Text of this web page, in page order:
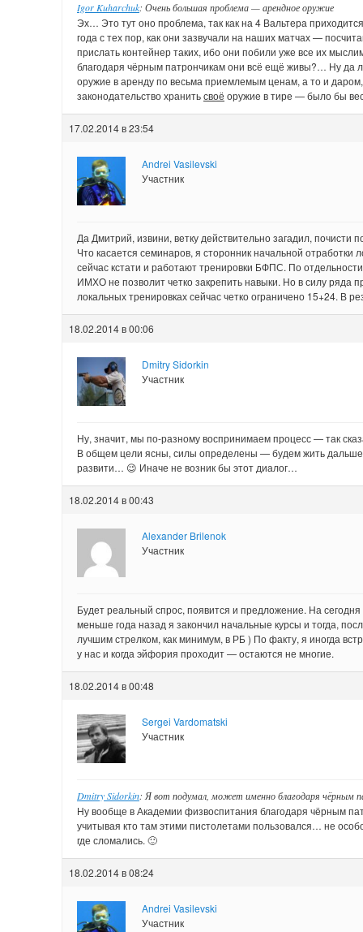
Igor Kuharchuk: Очень большая проблема — арендное оружие
Эх… Это тут оно проблема, так как на 4 Вальтера
года с тех пор, как они зазвучали на наших матчах —
прислать контейнер таких, ибо они побили уже все их
благодаря чёрным патрончикам они всё ещё живы?… Ну да
оружие в аренду по весьма приемлемым ценам, а то и
законодательство хранитьсвоё оружие в тире — было бы
17.02.2014 в 23:54
Andrei Vasilevski
Участник
Да Дмитрий, извини, ветку действительно загадил,
Что касается семинаров, я сторонник начальной
сейчас кстати и работают тренировки БФПС. По
ИМХО не позволит четко закрепить навыки. Но в силу ряда
локальных тренировках сейчас четко ограничено 15+24. В
18.02.2014 в 00:06
Dmitry Sidorkin
Участник
Ну, значит, мы по-разному воспринимаем процесс — так
В общем цели ясны, силы определены — будем жить
развити… 😉 Иначе не возник бы этот диалог…
18.02.2014 в 00:43
Alexander Brilenok
Участник
Будет реальный спрос, появится и предложение. На
меньше года назад я закончил начальные курсы и тогда,
лучшим стрелком, как минимум, в РБ ) По факту, я иногда
у нас и когда эйфория проходит — остаются не многие.
18.02.2014 в 00:48
Sergei Vardomatski
Участник
Dmitry Sidorkin: Я вот подумал, может именно благодаря чёрным
Ну вообще в Академии физвоспитания благодаря чёрным
учитывая кто там этими пистолетами пользовался… не
где сломались. 🙂
18.02.2014 в 08:24
Andrei Vasilevski
Участник